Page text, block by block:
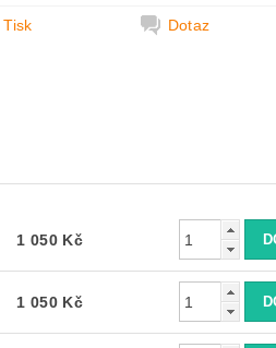
Tisk
Dotaz
1 050 Kč
1 050 Kč